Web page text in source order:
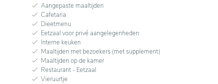
Aangepaste maaltijden
Cafetaria
Dieetmenu
Eetzaal voor privé aangelegenheden
Interne keuken
Maaltijden met bezoekers (met supplement)
Maaltijden op de kamer
Restaurant - Eetzaal
Vieruurtje